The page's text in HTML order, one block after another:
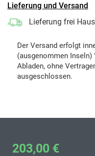
Lieferung und Versand
Lieferung frei
Der Versand erfolgt
(ausgenommen
Abladen, ohne
ausgeschlossen.
203,00 €